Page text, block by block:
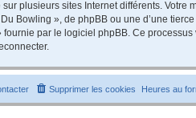
plusieurs sites Internet différents. Votre
Bowling », de phpBB ou une d’une
par le logiciel phpBB. Ce processus
Heures au
Supprimer les cookies